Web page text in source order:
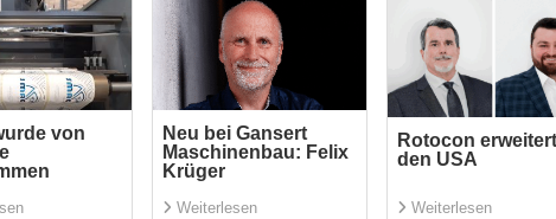
von
Neu bei Gansert
Maschinenbau: Felix
Krüger
Weiterlesen
Rotocon
den USA
Weiterlesen